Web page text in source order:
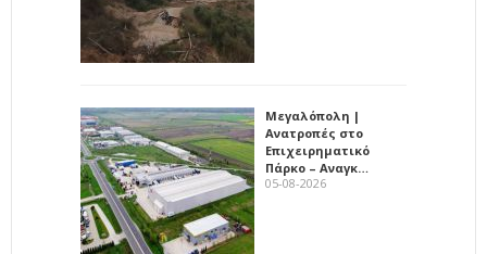
Μεγαλόπολη |
Ανατροπές στο
Επιχειρηματικό
Πάρκο – Αναγκ…
05-08-2026